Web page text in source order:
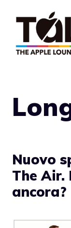
contenuto
Nuovo
The Air.
ancora?